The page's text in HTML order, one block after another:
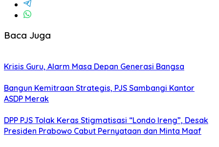
Baca Juga
Krisis Guru, Alarm Masa Depan Generasi Bangsa
Bangun Kemitraan Strategis, PJS Sambangi Kantor
ASDP Merak
DPP PJS Tolak Keras Stigmatisasi “Londo Ireng”, Desak
Presiden Prabowo Cabut Pernyataan dan Minta Maaf